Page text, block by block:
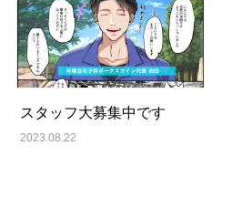
スタッフ大募集中です
2023.08.22